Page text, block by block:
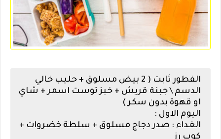
الفطور ثابت ( 2 بيض مسلوق + حليب خالي
الدسم \ جبنة قريش + خبز توست اسمر + شاي
او قهوة بدون سكر )
اليوم الاول :
الغداء : صدر دجاج مسلوق + سلطة خضروات +